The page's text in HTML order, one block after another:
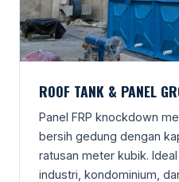
ROOF TANK & PANEL
Panel FRP knockdown
bersih gedung dengan
ratusan meter kubik.
industri, kondominium,